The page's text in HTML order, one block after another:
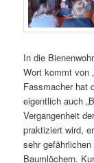
In die
Wort kommt von
Fassmacher hat
eigentlich auch
Vergangenheit
praktiziert wird,
sehr
Baumlöchern.